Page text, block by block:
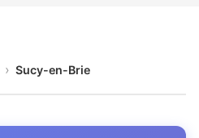
Sucy-en-Brie